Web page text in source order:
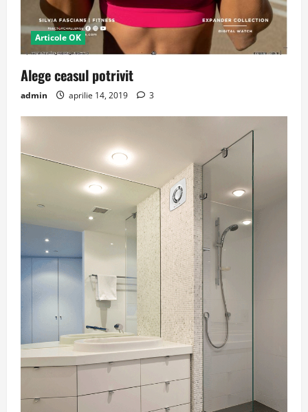
Articole OK
Alege ceasul potrivit
admin aprilie 14, 2019 3